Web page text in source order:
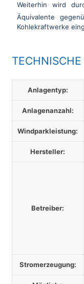
Weiterhin wird
Äquivalente
Kohlekraftwerke
TECHNISCHE
Anlagentyp:
Anlagenanzahl:
Windparkleistung:
Hersteller:
Betreiber:
Stromerzeugung: